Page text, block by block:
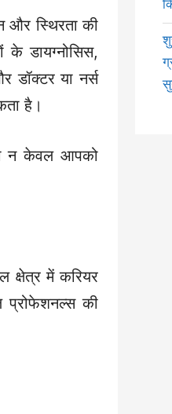
स्थिरता की
के डायग्नोसिस,
या नर्स
है।
न केवल आपको
क्षेत्र में करियर
प्रोफेशनल्स की